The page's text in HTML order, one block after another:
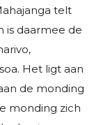
telt
is daarmee de
Het ligt aan
de monding
monding zich